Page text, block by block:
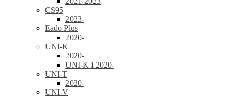
CS95
2023-
Eado Plus
2020-
UNI-K
2020-
UNI-K I 2020-
UNI-T
2020-
UNI-V